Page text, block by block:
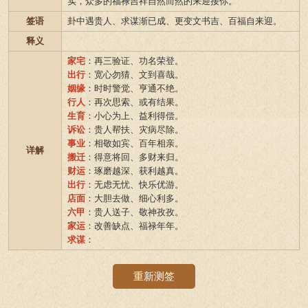
签语
卦中遇贵人、求谋渐已成、更变文书吉、百福自来迎。
释义
详解
家宅 ：再三验证、功名荣登。
出行 ：宽心勿猜、文到喜哉。
姻缘 ：时时警觉、亨通不绝。
行人 ：再次思索、或有结果。
生育 ：小心为上、益利得偿。
诉讼 ：贵人帮扶、灾病尽除。
事业 ：相敬如宾、百年相亲。
搬迁 ：得意将回、多财来归。
财运 ：琢磨越深、获利越真。
出行 ：无虑无忧、快乐优游。
店面 ：大胆去做、细心利多。
六甲 ：贵人送子、敬神孜孜。
家运 ：改善缺点、福禄年年。
求谋 ：
重新测签